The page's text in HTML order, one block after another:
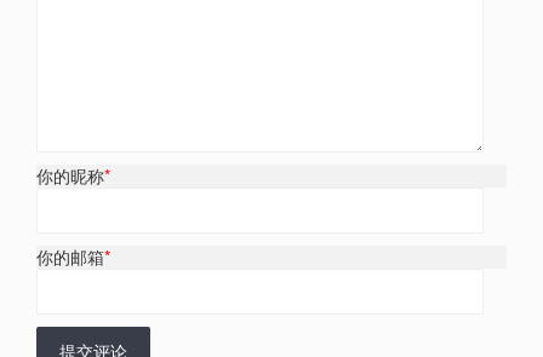
你的昵称*
你的邮箱*
提交评论